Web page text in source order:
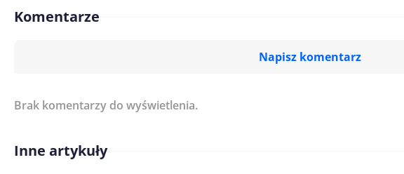
Komentarze
Napisz komentarz
Imię/ Nick*
Brak komentarzy do wyświetlenia.
Inne artykuły